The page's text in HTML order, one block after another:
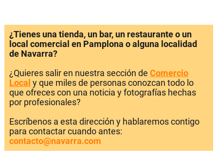
¿Tienes una tienda, un bar, un restaurante o un
local comercial en Pamplona o alguna localidad
de Navarra?
¿Quieres salir en nuestra sección de Comercio
Local y que miles de personas conozcan todo lo
que ofreces con una noticia y fotografías hechas
por profesionales?
Escríbenos a esta dirección y hablaremos contigo
para contactar cuando antes:
contacto@navarra.com